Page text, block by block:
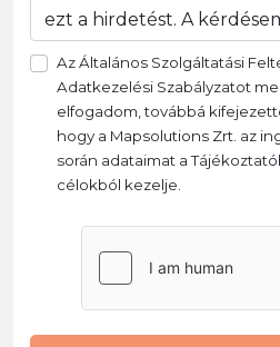
Az Általános Szolgáltatási
Adatkezelési Szabályzatot
elfogadom, továbbá
hogy a Mapsolutions Zrt. az
során adataimat a
célokból kezelje.